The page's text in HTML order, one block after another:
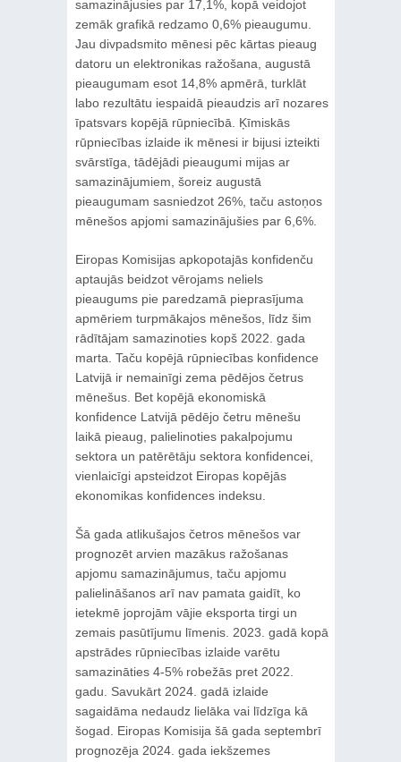
samazinājusies par 17,1%, kopā veidojot
zemāk grafikā redzamo 0,6% pieaugumu.
Jau divpadsmito mēnesi pēc kārtas pieaug
datoru un elektronikas ražošana, augustā
pieaugumam esot 14,8% apmērā, turklāt
labo rezultātu iespaidā pieaudzis arī nozares
īpatsvars kopējā rūpniecībā. Ķīmiskās
rūpniecības izlaide ik mēnesi ir bijusi izteikti
svārstīga, tādējādi pieaugumi mijas ar
samazinājumiem, šoreiz augustā
pieaugumam sasniedzot 26%, taču astoņos
mēnešos apjomi samazinājušies par 6,6%.
Eiropas Komisijas apkopotajās konfidenču
aptaujās beidzot vērojams neliels
pieaugums pie paredzamā pieprasījuma
apmēriem turpmākajos mēnešos, līdz šim
rādītājam samazinoties kopš 2022. gada
marta. Taču kopējā rūpniecības konfidence
Latvijā ir nemainīgi zema pēdējos četrus
mēnešus. Bet kopējā ekonomiskā
konfidence Latvijā pēdējo četru mēnešu
laikā pieaug, palielinoties pakalpojumu
sektora un patērētāju sektora konfidencei,
vienlaicīgi apsteidzot Eiropas kopējās
ekonomikas konfidences indeksu.
Šā gada atlikušajos četros mēnešos var
prognozēt arvien mazākus ražošanas
apjomu samazinājumus, taču apjomu
palielināšanos arī nav pamata gaidīt, ko
ietekmē joprojām vājie eksporta tirgi un
zemais pasūtījumu līmenis. 2023. gadā kopā
apstrādes rūpniecības izlaide varētu
samazināties 4-5% robežās pret 2022.
gadu. Savukārt 2024. gadā izlaide
sagaidāma nedaudz lielāka vai līdzīga kā
šogad. Eiropas Komisija šā gada septembrī
prognozēja 2024. gada iekšzemes